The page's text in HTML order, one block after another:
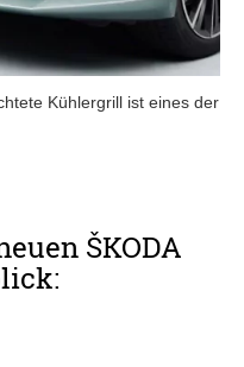
Kühlergrill ist eines der
ŠKODA